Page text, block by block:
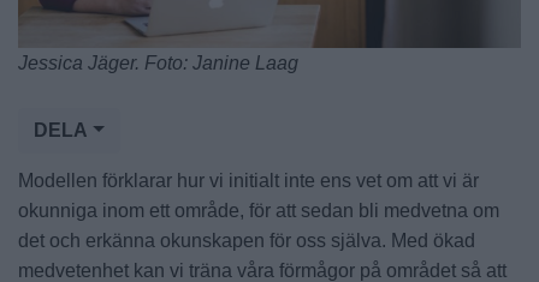
Jessica Jäger. Foto: Janine Laag
DELA
Modellen förklarar hur vi initialt inte ens vet om att vi är
okunniga inom ett område, för att sedan bli medvetna om
det och erkänna okunskapen för oss själva. Med ökad
medvetenhet kan vi träna våra förmågor på området så att